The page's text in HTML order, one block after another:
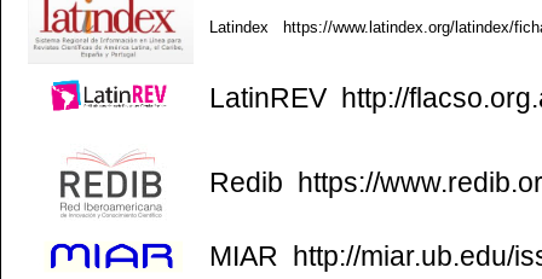
Latindex https://www.latindex.org/latindex/
LatinREV http://
Redib https://
MIAR http://miar.ub.edu/